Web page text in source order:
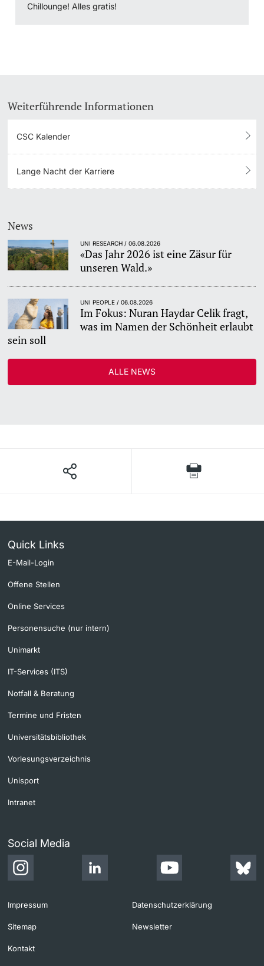
Chillounge! Alles gratis!
Weiterführende Informationen
CSC Kalender
Lange Nacht der Karriere
News
UNI RESEARCH / 06.08.2026
«Das Jahr 2026 ist eine Zäsur für
unseren Wald.»
UNI PEOPLE / 06.08.2026
Im Fokus: Nuran Haydar Celik fragt,
was im Namen der Schönheit erlaubt
sein soll
ALLE NEWS
Quick Links
E-Mail-Login
Offene Stellen
Online Services
Personensuche (nur intern)
Unimarkt
IT-Services (ITS)
Notfall & Beratung
Termine und Fristen
Universitätsbibliothek
Vorlesungsverzeichnis
Unisport
Intranet
Social Media
Impressum Datenschutzerklärung
Sitemap Newsletter
Kontakt